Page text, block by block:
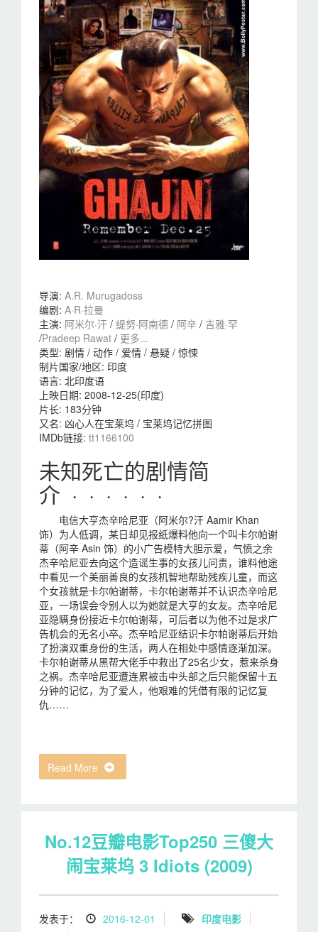
导演: A.R. Murugadoss
编剧: A·R·拉曼
主演: 阿米尔·汗 / 缇努·阿南德 / 阿辛 / 吉雅·罕
/Pradeep Rawat / 更多...
类型: 剧情 / 动作 / 爱情 / 悬疑 / 惊悚
制片国家/地区: 印度
语言: 北印度语
上映日期: 2008-12-25(印度)
片长: 183分钟
又名: 凶心人在宝莱坞 / 宝莱坞记忆拼图
IMDb链接: tt1166100
未知死亡的剧情简
介 · · · · · ·
电信大亨杰辛哈尼亚（阿米尔?汗 Aamir Khan
饰）为人低调，某日却见报纸爆料他向一个叫卡尔帕谢
蒂（阿辛 Asin 饰）的小广告模特大胆示爱，气愤之余
杰辛哈尼亚去向这个造谣生事的女孩儿问责，谁料他途
中看见一个美丽善良的女孩机智地帮助残疾儿童，而这
个女孩就是卡尔帕谢蒂，卡尔帕谢蒂并不认识杰辛哈尼
亚，一场误会令别人以为她就是大亨的女友。杰辛哈尼
亚隐瞒身份接近卡尔帕谢蒂，可后者以为他不过是求广
告机会的无名小卒。杰辛哈尼亚结识卡尔帕谢蒂后开始
了扮演双重身份的生活，两人在相处中感情逐渐加深。
卡尔帕谢蒂从黑帮大佬手中救出了25名少女，惹来杀身
之祸。杰辛哈尼亚遭连累被击中头部之后只能保留十五
分钟的记忆，为了爱人，他艰难的凭借有限的记忆复
仇……
Read More
No.12豆瓣电影Top250 三傻大
闹宝莱坞 3 Idiots (2009)
发表于： 2016-12-01
印度电影